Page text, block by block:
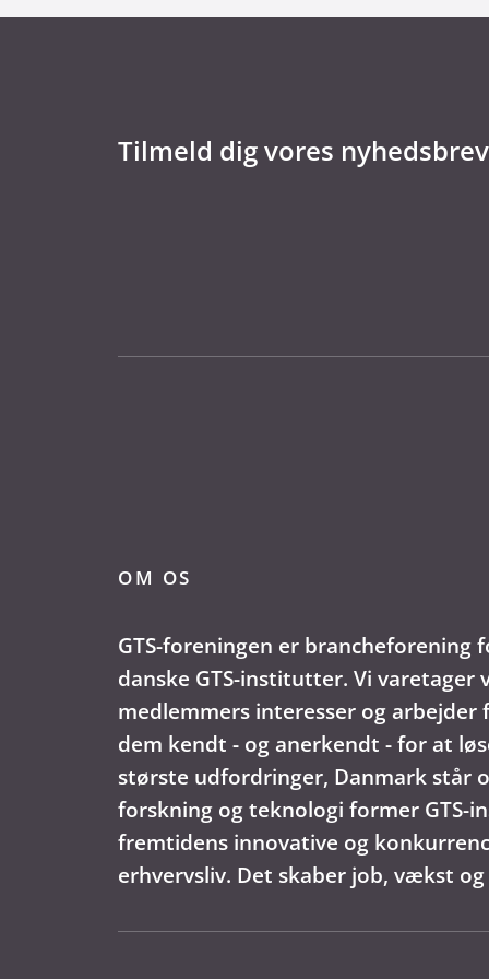
Tilmeld dig vores nyhedsbrev
OM OS
GTS-foreningen er brancheforening
danske GTS-institutter. Vi varetager
medlemmers interesser og arbejder
dem kendt - og anerkendt - for at
største udfordringer, Danmark står
forskning og teknologi former GTS-
fremtidens innovative og
erhvervsliv. Det skaber job, vækst